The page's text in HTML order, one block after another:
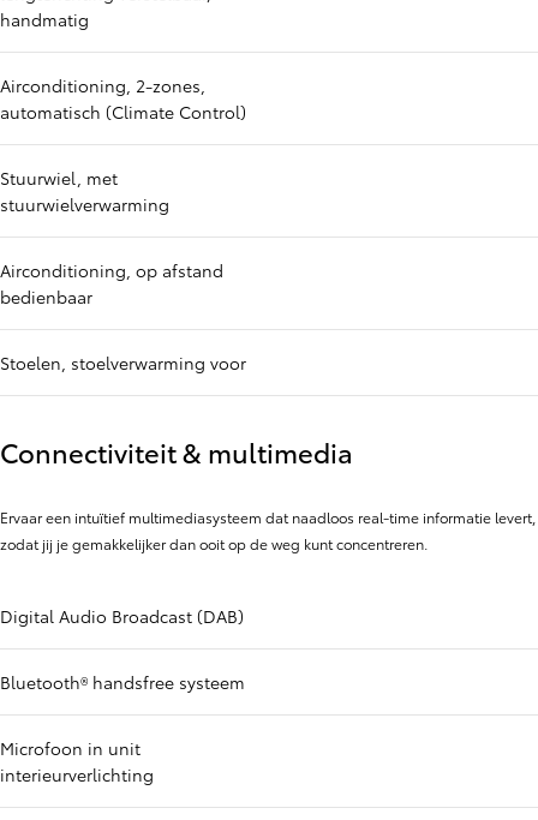
handmatig
Airconditioning, 2-zones,
automatisch (Climate Control)
Stuurwiel, met
stuurwielverwarming
Airconditioning, op afstand
bedienbaar
Stoelen, stoelverwarming voor
Connectiviteit & multimedia
Ervaar een intuïtief multimediasysteem dat naadloos real-time informatie levert,
zodat jij je gemakkelijker dan ooit op de weg kunt concentreren.
Digital Audio Broadcast (DAB)
Bluetooth® handsfree systeem
Microfoon in unit
interieurverlichting